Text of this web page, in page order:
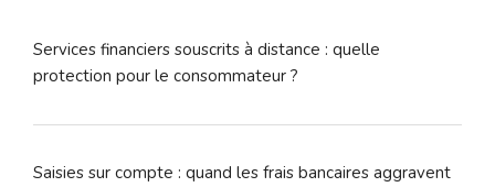
Services financiers souscrits à distance : quelle
protection pour le consommateur ?
Saisies sur compte : quand les frais bancaires aggravent